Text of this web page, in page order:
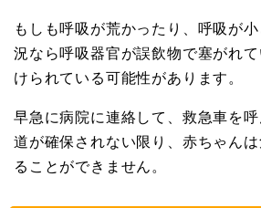
もしも呼吸が荒かったり、呼吸が
況なら呼吸器官が誤飲物で塞がれ
けられている可能性があります。
早急に病院に連絡して、救急車を
道が確保されない限り、赤ちゃん
ることができません。